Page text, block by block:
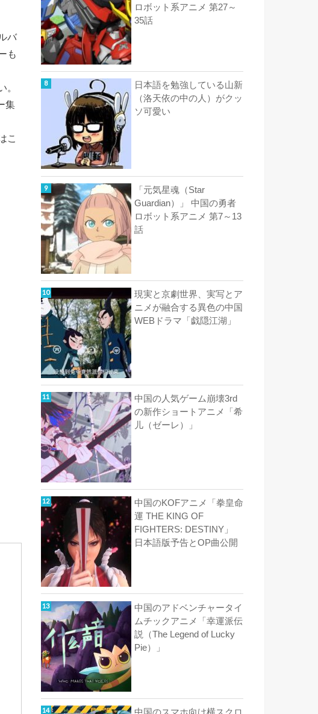
バ
も
。
集
こ
ロボット系アニメ 第27～
35話
日本語を勉強している山新
（洛天依の中の人）がクッ
ソ可愛い
「元気星魂（Star
Guardian）」 中国の勇者
ロボット系アニメ 第7～13
話
現実と京劇世界、実写とア
ニメが融合する異色の中国
WEBドラマ「戯隠江湖」
中国の人気ゲーム崩壊3rd
の新作ショートアニメ「希
儿（ゼーレ）」
中国のKOFアニメ「拳皇命
運 THE KING OF
FIGHTERS: DESTINY」
日本語版予告とOP曲公開
中国のアドベンチャータイ
ムチックアニメ「幸運派伝
説（The Legend of Lucky
Pie）」
中国のスマホ向け横スクロ